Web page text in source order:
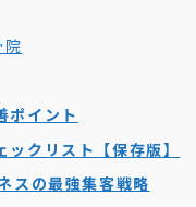
ポイント
クリスト【保存版】
スの最強集客戦略